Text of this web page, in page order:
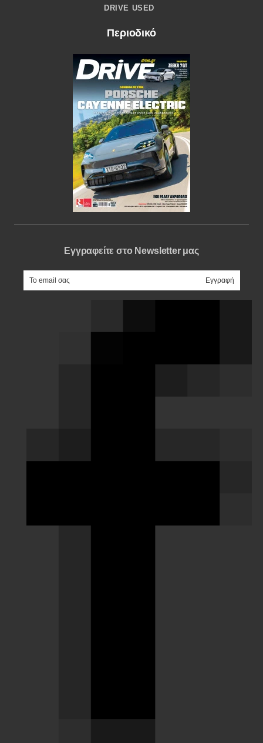
DRIVE USED
Περιοδικό
Εγγραφείτε στο Newsletter μας
e-mail